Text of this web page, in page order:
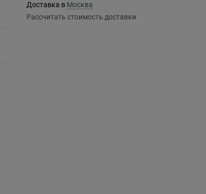
Доставка в Москва
Рассчитать стоимость доставки